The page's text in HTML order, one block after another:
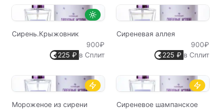
Сирень.Крыжовник
900₽
225 ₽ в Сплит
Сиреневая аллея
900₽
225 ₽ в Сплит
Мороженое из сирени
Сиреневое шампанское